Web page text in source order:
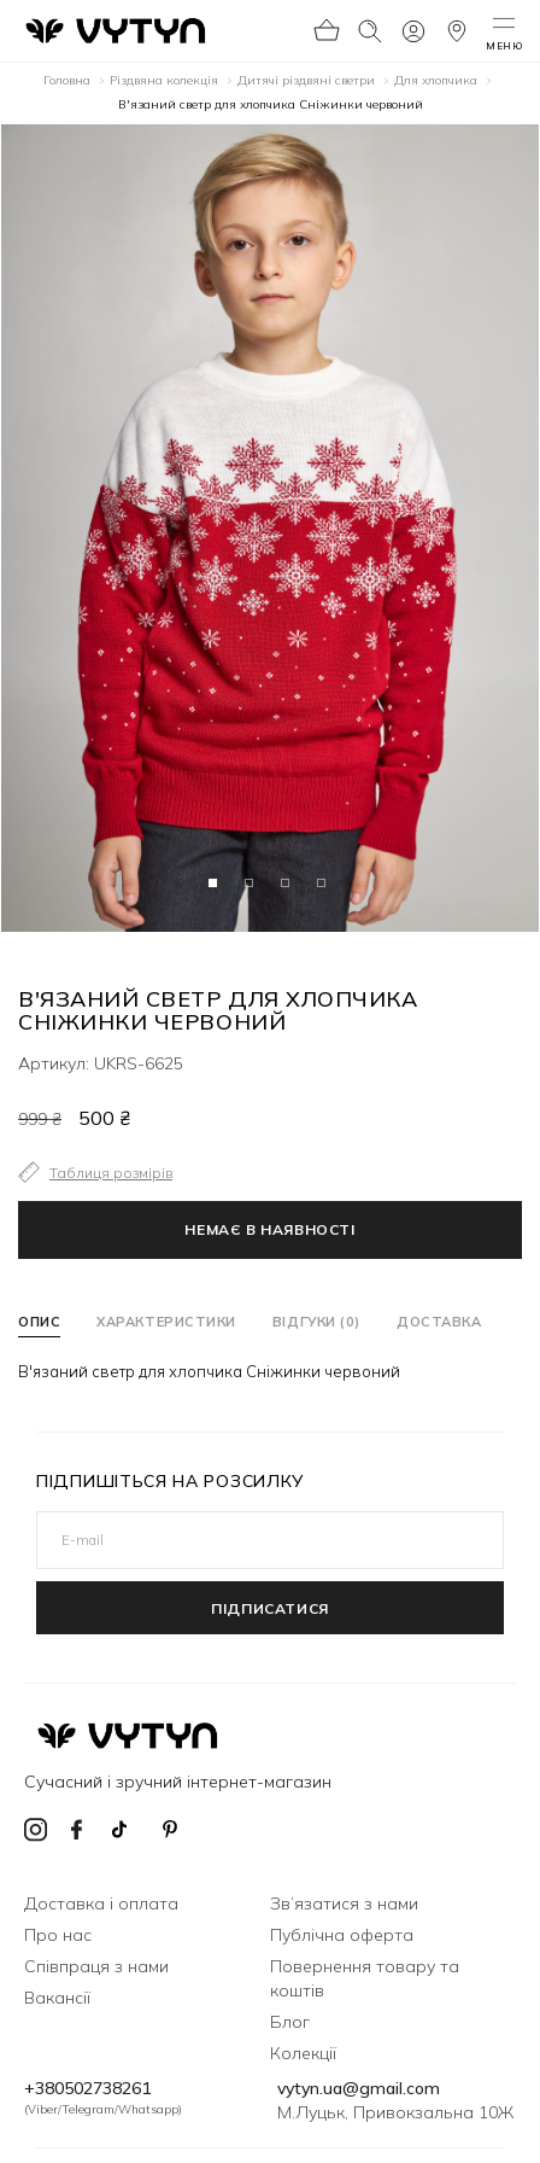
МЕНЮ
Головна Різдвяна колекція Дитячі різдвяні светри
Для хлопчика
В'язаний светр для хлопчика Сніжинки червоний
В'ЯЗАНИЙ СВЕТР ДЛЯ ХЛОПЧИКА
СНІЖИНКИ ЧЕРВОНИЙ
Артикул: UKRS-6625
999 ₴ 500 ₴
Таблиця розмірів
НЕМАЄ В НАЯВНОСТІ
ОПИС ХАРАКТЕРИСТИКИ ВІДГУКИ (0) ДОСТАВКА
В'язаний светр для хлопчика Сніжинки червоний
ПІДПИШІТЬСЯ НА РОЗСИЛКУ
ПІДПИСАТИСЯ
Сучасний і зручний інтернет-магазин
Доставка і оплата
Про нас
Співпраця з нами
Вакансії
Зв’язатися з нами
Публічна оферта
Повернення товару та
коштів
Блог
Колекції
+380502738261
(Viber/Telegram/Whatsapp)
vytyn.ua@gmail.com
М.Луцьк, Привокзальна 10Ж